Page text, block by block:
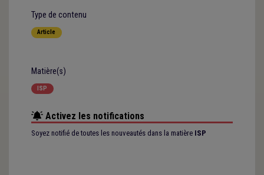
Type de contenu
Article
Matière(s)
ISP
Activez les notifications
Soyez notifié de toutes les nouveautés dans la matière ISP